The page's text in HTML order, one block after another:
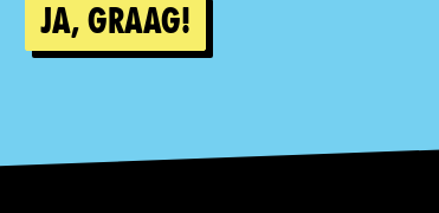
Ja, graag!